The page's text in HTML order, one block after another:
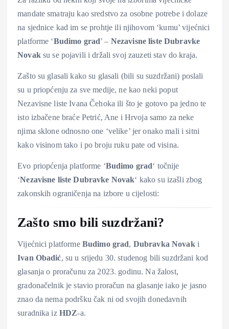
mandate smatraju kao sredstvo za osobne potrebe i dolaze
na sjednice kad im se prohtje ili njihovom ‘kumu’ vijećnici
platforme ‘Budimo grad’ – Nezavisne liste Dubravke
Novaksu se pojavili i držali svoj zauzeti stav do kraja.
Zašto su glasali kako su glasali (bili su suzdržani) poslali
su u priopćenju za sve medije, ne kao neki poput
Nezavisne liste Ivana Čehoka ili što je gotovo pa jedno te
isto izbačene braće Petrić, Ane i Hrvoja samo za neke
njima sklone odnosno one ‘velike’ jer onako mali i sitni
kako visinom tako i po broju ruku pate od visina.
Evo priopćenja platforme ‘Budimo grad‘ točnije
‘Nezavisne liste Dubravke Novak‘ kako su izašli zbog
zakonskih ograničenja na izbore u cijelosti:
Zašto smo bili suzdržani?
Vijećnici platforme Budimo grad, Dubravka Novaki
Ivan Obadić, su u srijedu 30. studenog bili suzdržani kod
glasanja o proračunu za 2023. godinu. Na žalost,
gradonačelnik je stavio proračun na glasanje iako je jasno
znao da nema podršku čak ni od svojih donedavnih
suradnika iz HDZ-a.